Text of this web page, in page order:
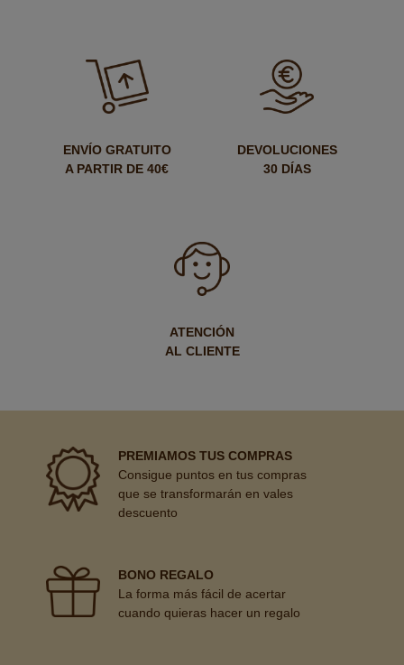
ENVÍO GRATUITO
A PARTIR DE 40€
DEVOLUCIONES
30 DÍAS
ATENCIÓN
AL CLIENTE
PREMIAMOS TUS COMPRAS
Consigue puntos en tus compras
que se transformarán en vales
descuento
BONO REGALO
La forma más fácil de acertar
cuando quieras hacer un regalo